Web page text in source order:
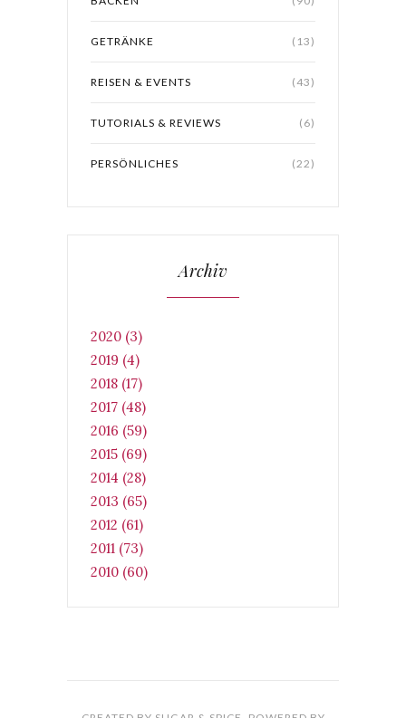
GETRÄNKE (13)
REISEN & EVENTS (43)
TUTORIALS & REVIEWS (6)
PERSÖNLICHES (22)
Archiv
2020 (3)
2019 (4)
2018 (17)
2017 (48)
2016 (59)
2015 (69)
2014 (28)
2013 (65)
2012 (61)
2011 (73)
2010 (60)